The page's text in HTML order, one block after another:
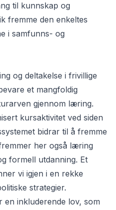
til kunnskap og
fremme den enkeltes
i samfunns- og
og deltakelse i frivillige
et mangfoldig
gjennom læring.
kursaktivitet ved siden
bidrar til å fremme
her også læring
formell utdanning. Et
vi igjen i en rekke
strategier.
inkluderende lov, som